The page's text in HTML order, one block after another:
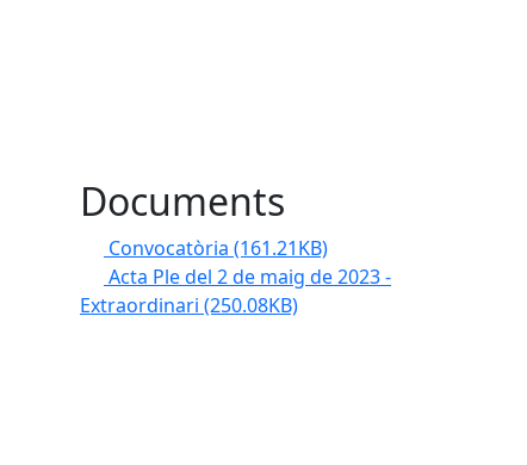
Documents
Convocatòria (161.21KB)
Acta Ple del 2 de maig de 2023 -
Extraordinari (250.08KB)